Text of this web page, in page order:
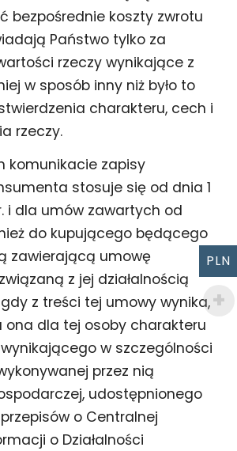
bezpośrednie koszty zwrotu
Państwo tylko za
rzeczy wynikające z
w sposób inny niż było to
charakteru, cech i
rzeczy.
komunikacie zapisy
stosuje się od dnia 1
i dla umów zawartych od
do kupującego będącego
zawierającą umowę
z jej działalnością
z treści tej umowy wynika,
ona dla tej osoby charakteru
w szczególności
przez nią
udostępnionego
o Centralnej
o Działalności
PLN